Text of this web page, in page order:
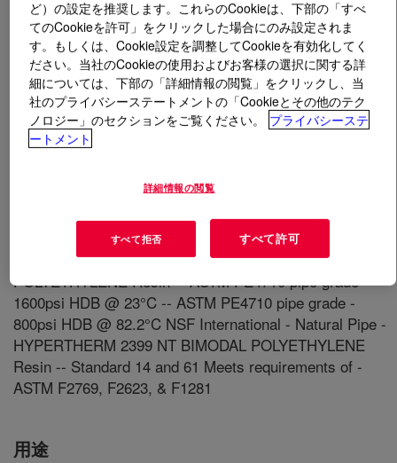
とはHYPERTHERM™ 2399 NT PE-RT Resin?
A polyethylene resin with raised temperature capability
produced using UNIPOL II process technology. This
product is intended for use in piping systems where high
Suitable applications include hot and cold potable water.
Industrial Standards Compliance: ASTM D 3350: cell
classification PE445574A Plastics Pipe Institute (PPI):
TR-4 - Natural Pipe - HYPERTHERM 2399 NT BIMODAL
POLYETHYLENE Resin -- ASTM PE4710 pipe grade -
1600psi HDB @ 23°C -- ASTM PE4710 pipe grade -
800psi HDB @ 82.2°C NSF International - Natural Pipe -
HYPERTHERM 2399 NT BIMODAL POLYETHYLENE
Resin -- Standard 14 and 61 Meets requirements of -
ASTM F2769, F2623, & F1281
用途
ど）の設定を推奨します。これらのCookieは、下部の「すべ
てのCookieを許可」をクリックした場合にのみ設定されま
す。もしくは、Cookie設定を調整してCookieを有効化してく
ださい。当社のCookieの使用およびお客様の選択に関する詳
細については、下部の「詳細情報の閲覧」をクリックし、当
社のプライバシーステートメントの「Cookieとその他のテク
ノロジー」のセクションをご覧ください。
プライバシーステ
ートメント
詳細情報の閲覧
すべて拒否 すべて許可